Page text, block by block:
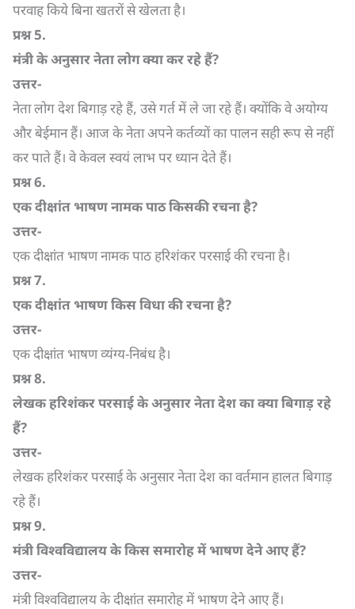
परवाह किये बिना खतरों से खेलता है।
प्रश्न5.
मंत्री के अनुसार नेता लोग क्या कर रहे हैं?
उत्तर-
नेता लोग देश बिगाड़ रहे हैं, उसे गर्त में ले जा रहे हैं। क्योंकि वे अयोग्य
और बेईमान हैं। आज के नेता अपने कर्तव्यों का पालन सही रूप से नहीं
कर पाते हैं। वे केवल स्वयं लाभ पर ध्यान देते हैं।
प्रश्न6.
एक दीक्षांत भाषण नामक पाठ किसकी रचना है?
उत्तर-
एक दीक्षांत भाषण नामक पाठ हरिशंकर परसाई की रचना है।
प्रश्न7.
एक दीक्षांत भाषण किस विधा की रचना है?
उत्तर-
एक दीक्षांत भाषण व्यंग्य-निबंध है।
प्रश्न8.
लेखक हरिशंकर परसाई के अनुसार नेता देश का क्या बिगाड़ रहे
हैं?
उत्तर-
लेखक हरिशंकर परसाई के अनुसार नेता देश का वर्तमान हालत बिगाड़
रहे हैं।
प्रश्न9.
मंत्री विश्वविद्यालय के किस समारोह में भाषण देने आए हैं?
उत्तर-
मंत्री विश्वविद्यालय के दीक्षांत समारोह में भाषण देने आए हैं।